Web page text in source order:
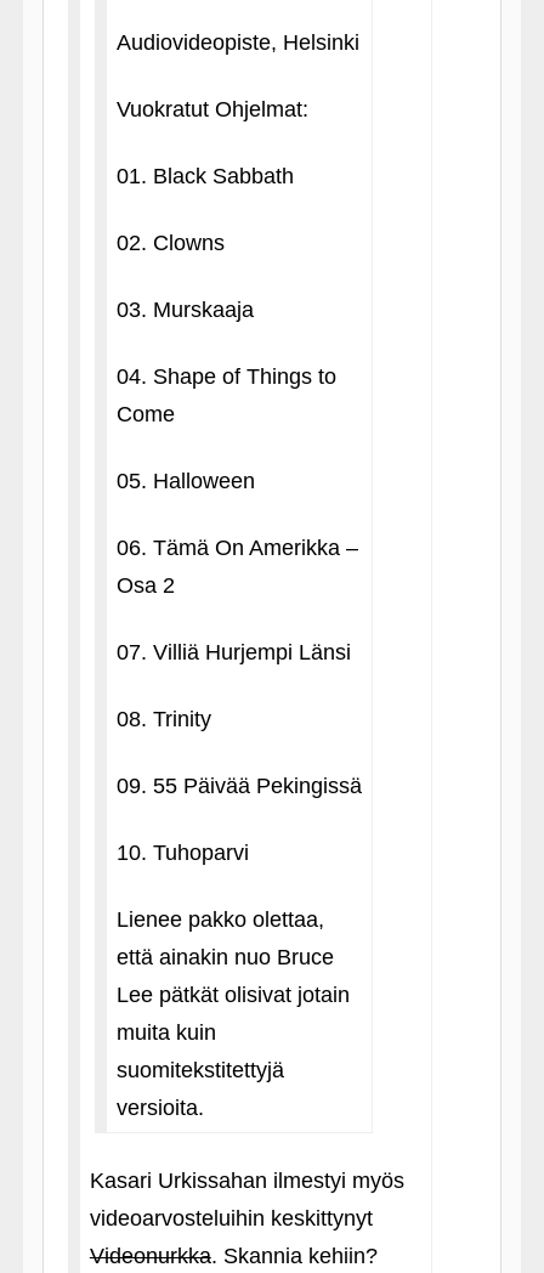
Audiovideopiste, Helsinki
Vuokratut Ohjelmat:
01. Black Sabbath
02. Clowns
03. Murskaaja
04. Shape of Things to
Come
05. Halloween
06. Tämä On Amerikka –
Osa 2
07. Villiä Hurjempi Länsi
08. Trinity
09. 55 Päivää Pekingissä
10. Tuhoparvi
Lienee pakko olettaa,
että ainakin nuo Bruce
Lee pätkät olisivat jotain
muita kuin
suomitekstitettyjä
versioita.
Kasari Urkissahan ilmestyi myös
videoarvosteluihin keskittynyt
Videonurkka. Skannia kehiin?